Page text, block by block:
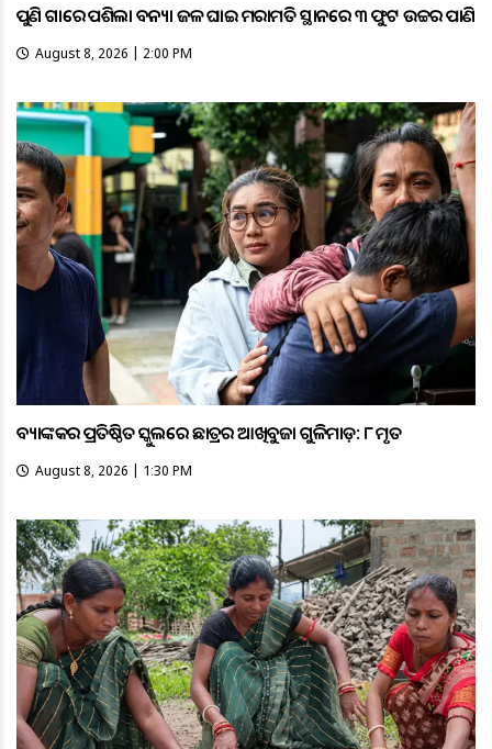
ପୁଣି ଗାଁରେ ପଶିଲା ବନ୍ୟା ଜଳ ଘାଇ ମରାମତି ସ୍ଥାନରେ ୩ ଫୁଟ ଉଚ୍ଚର ପାଣି
August 8, 2026 | 2:00 PM
ବ୍ୟାଙ୍କକର ପ୍ରତିଷ୍ଠିତ ସ୍କୁଲରେ ଛାତ୍ରର ଆଖିବୁଜା ଗୁଳିମାଡ଼: ୮ ମୃତ
August 8, 2026 | 1:30 PM